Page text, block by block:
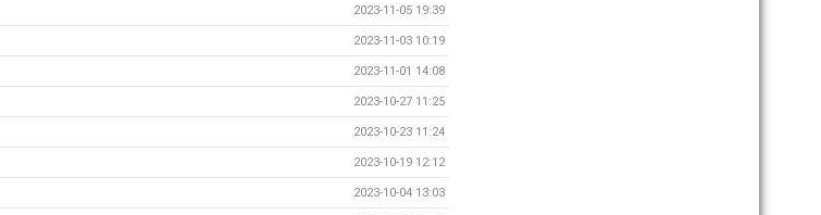
2023-11-05 19:39
2023-11-03 10:19
2023-11-01 14:08
2023-10-27 11:25
2023-10-23 11:24
2023-10-19 12:12
2023-10-04 13:03